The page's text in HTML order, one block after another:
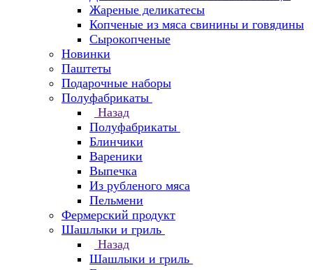
Жареные деликатесы
Копченые из мяса свинины и говядины
Сырокопченые
Новинки
Паштеты
Подарочные наборы
Полуфабрикаты
Назад
Полуфабрикаты
Блинчики
Вареники
Выпечка
Из рубленого мяса
Пельмени
Фермерский продукт
Шашлыки и гриль
Назад
Шашлыки и гриль